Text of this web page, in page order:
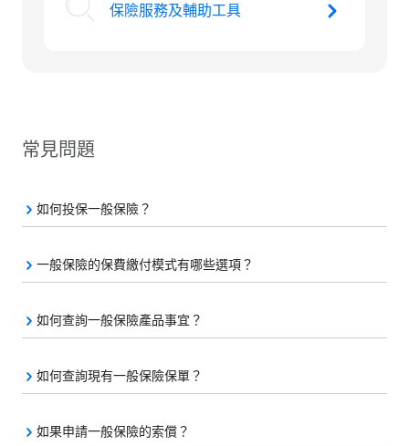
保險服務及輔助工具
常見問題
如何投保一般保險？
一般保險的保費繳付模式有哪些選項？
如何查詢一般保險產品事宜？
如何查詢現有一般保險保單？
如果申請一般保險的索償？